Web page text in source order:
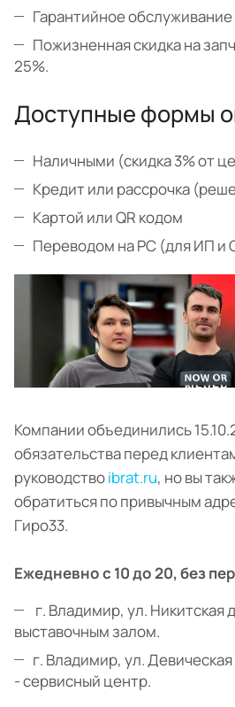
Гарантийное обслуживание
Пожизненная скидка на
25%.
Доступные формы
Наличными (скидка 3% от
Кредит или рассрочка
Картой или QR кодом
Переводом на РС (для ИП и
Компании объединились
обязательства перед
руководствоibrat.ru, но вы
обратиться по привычным
Гиро33.
Ежедневно с 10 до 20, без
г. Владимир, ул. Никитская
выставочным залом.
г. Владимир, ул. Девическая
- сервисный центр.